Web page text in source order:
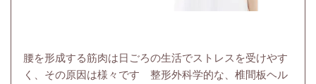
腰を形成する筋肉は日ごろの生活でストレスを受けやす
く、その原因は様々です 整形外科学的な、椎間板ヘル